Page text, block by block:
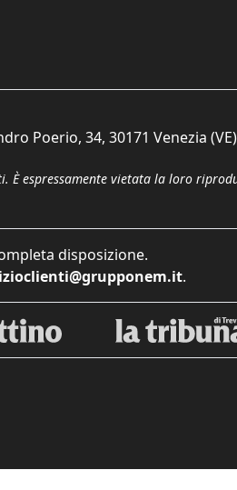
Poerio, 34, 30171 Venezia
espressamente vietata la loro
disposizione.
.